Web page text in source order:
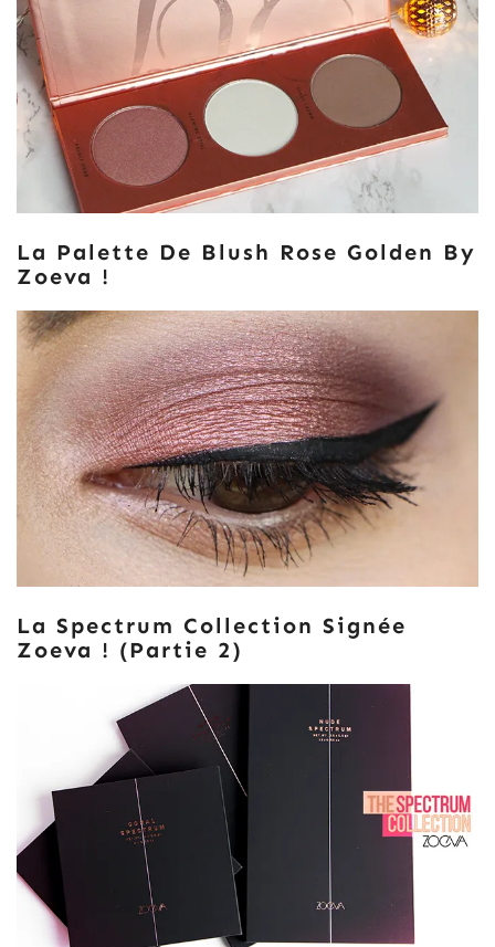
La Palette De Blush Rose Golden By
Zoeva !
La Spectrum Collection Signée
Zoeva ! (partie 2)